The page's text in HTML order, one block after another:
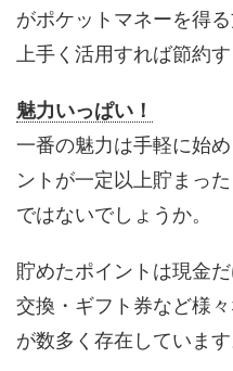
がポケットマネーを得
上手く活用すれば節約
魅力いっぱい！
一番の魅力は手軽に始
ントが一定以上貯まっ
ではないでしょうか。
貯めたポイントは現金
交換・ギフト券など様
が数多く存在しています